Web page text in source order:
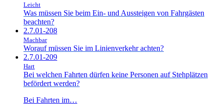
Leicht
Was müssen Sie beim Ein- und Aussteigen von Fahrgästen
beachten?
2.7.01-208
Machbar
Worauf müssen Sie im Linienverkehr achten?
2.7.01-209
Hart
Bei welchen Fahrten dürfen keine Personen auf Stehplätzen
befördert werden?
Bei Fahrten im…